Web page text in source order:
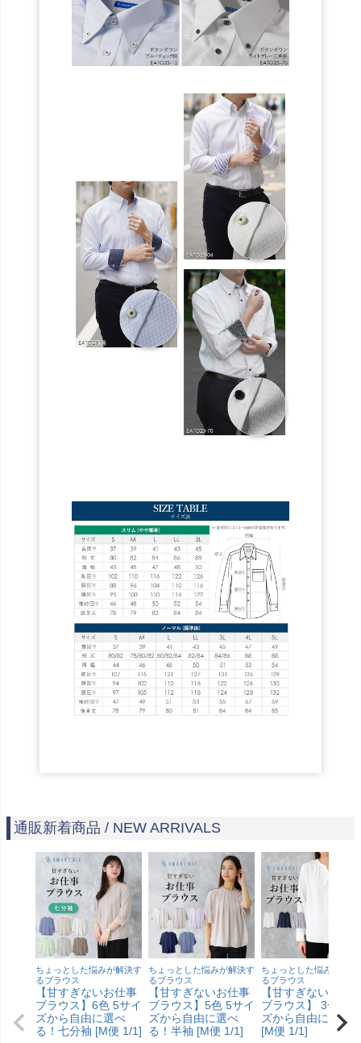
通販新着商品 / NEW ARRIVALS
ちょっとした悩みが解決す
るブラウス
【甘すぎないお仕事
ブラウス】6色 5サイ
ズから自由に選べ
る！七分袖 [M便 1/1]
ちょっとした悩みが解決す
るブラウス
【甘すぎないお仕事
ブラウス】5色 5サイ
ズから自由に選べ
る！半袖 [M便 1/1]
ちょっとした悩みが解決
るブラウス
【甘すぎないお仕
ブラウス】 3色4サ
ズから自由に選べ
[M便 1/1]